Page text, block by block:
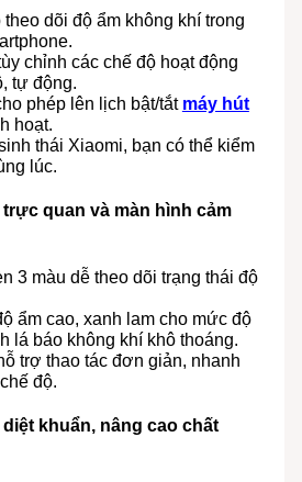
dõi độ ẩm không khí trong
chỉnh các chế độ hoạt động
tự động.
phép lên lịch bật/tắt máy hút
hoạt.
thái Xiaomi, bạn có thể kiểm
lúc.
quan và màn hình cảm
3 màu dễ theo dõi trạng thái độ
ẩm cao, xanh lam cho mức độ
lá báo không khí khô thoáng.
trợ thao tác đơn giản, nhanh
độ.
khuẩn, nâng cao chất